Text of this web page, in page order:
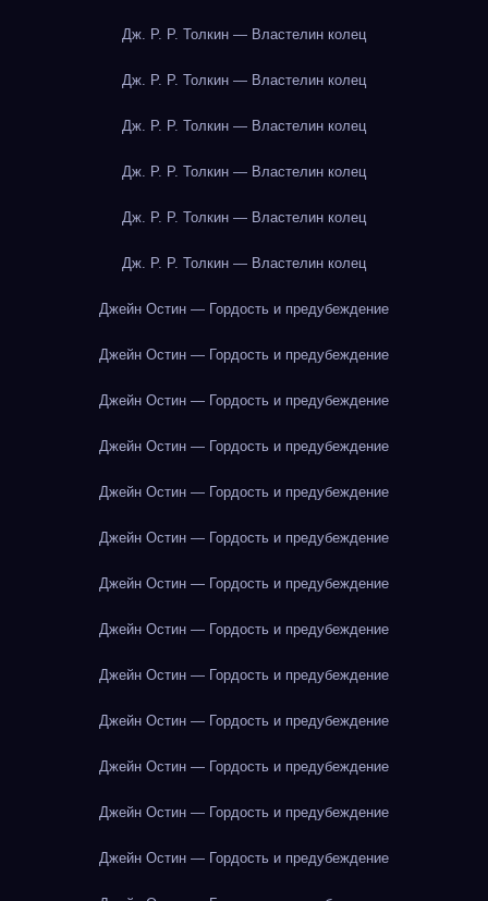
Дж. Р. Р. Толкин — Властелин колец
Дж. Р. Р. Толкин — Властелин колец
Дж. Р. Р. Толкин — Властелин колец
Дж. Р. Р. Толкин — Властелин колец
Дж. Р. Р. Толкин — Властелин колец
Дж. Р. Р. Толкин — Властелин колец
Джейн Остин — Гордость и предубеждение
Джейн Остин — Гордость и предубеждение
Джейн Остин — Гордость и предубеждение
Джейн Остин — Гордость и предубеждение
Джейн Остин — Гордость и предубеждение
Джейн Остин — Гордость и предубеждение
Джейн Остин — Гордость и предубеждение
Джейн Остин — Гордость и предубеждение
Джейн Остин — Гордость и предубеждение
Джейн Остин — Гордость и предубеждение
Джейн Остин — Гордость и предубеждение
Джейн Остин — Гордость и предубеждение
Джейн Остин — Гордость и предубеждение